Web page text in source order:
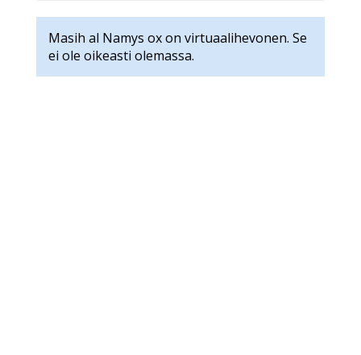
Masih al Namys ox on virtuaalihevonen. Se
ei ole oikeasti olemassa.